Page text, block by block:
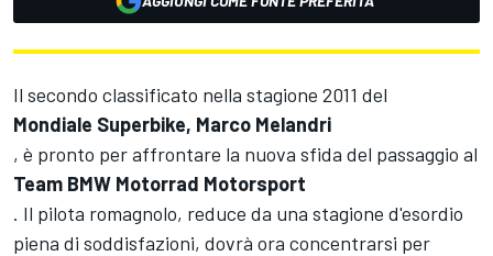
Il secondo classificato nella stagione 2011 del
Mondiale Superbike, Marco Melandri
, è pronto per affrontare la nuova sfida del passaggio al
Team BMW Motorrad Motorsport
. Il pilota romagnolo, reduce da una stagione d'esordio
piena di soddisfazioni, dovrà ora concentrarsi per